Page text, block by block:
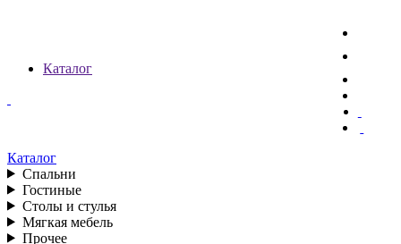
Каталог
Каталог
Спальни
Гостиные
Столы и стулья
Мягкая мебель
Прочее